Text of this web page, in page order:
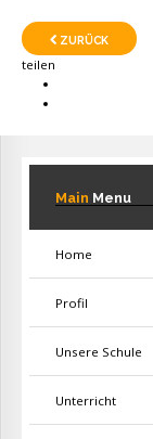
ZURÜCK
teilen
Main Menu
Home
Profil
Unsere Schule
Unterricht